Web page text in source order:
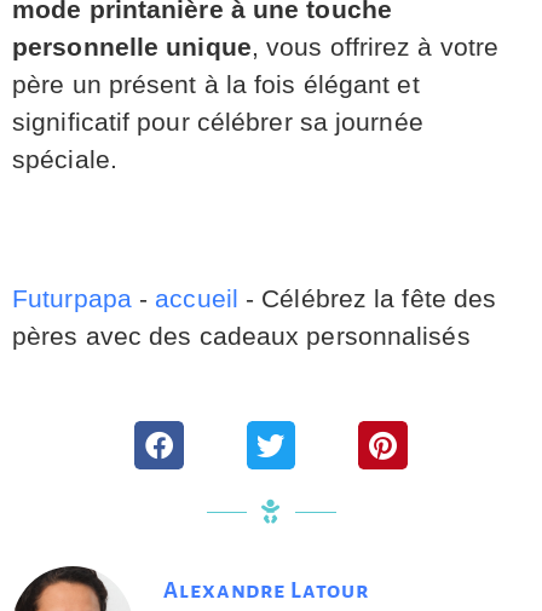
mode printanière à une touche
personnelle unique, vous offrirez à votre
père un présent à la fois élégant et
significatif pour célébrer sa journée
spéciale.
Futurpapa- accueil - Célébrez la fête des
pères avec des cadeaux personnalisés
Alexandre Latour